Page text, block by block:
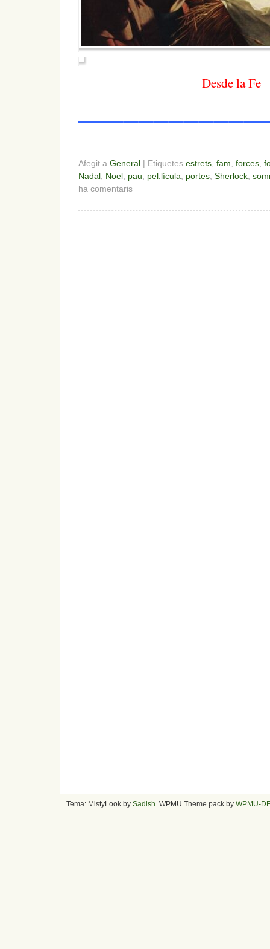
Desde la Fe
Afegit a General | Etiquetes estrets, fam, forces,
Nadal, Noel, pau, pel.lícula, portes, Sherlock,
ha comentaris
Tema: MistyLook by Sadish . WPMU Theme pack by WPMU-